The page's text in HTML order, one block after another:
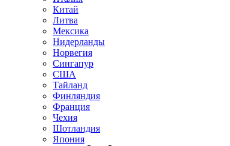
Китай
Литва
Мексика
Нидерланды
Норвегия
Сингапур
США
Тайланд
Финляндия
Франция
Чехия
Шотландия
Япония